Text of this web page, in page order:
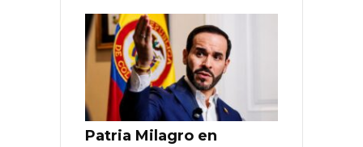
Patria Milagro en